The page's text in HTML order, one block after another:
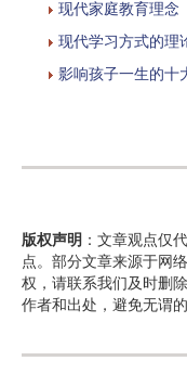
现代家庭教育理念
现代学习方式的理
影响孩子一生的十
版权声明 ：文章观点仅
点。部分文章来源于网
权，请联系我们及时删
作者和出处，避免无谓的